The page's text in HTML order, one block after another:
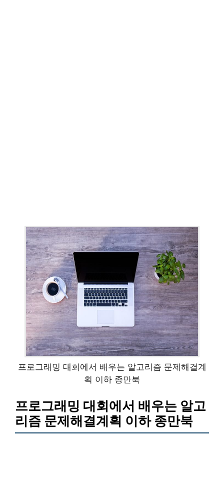
프로그래밍 대회에서 배우는 알고리즘 문제해결계
획 이하 종만북
프로그래밍 대회에서 배우는 알고
리즘 문제해결계획 이하 종만북